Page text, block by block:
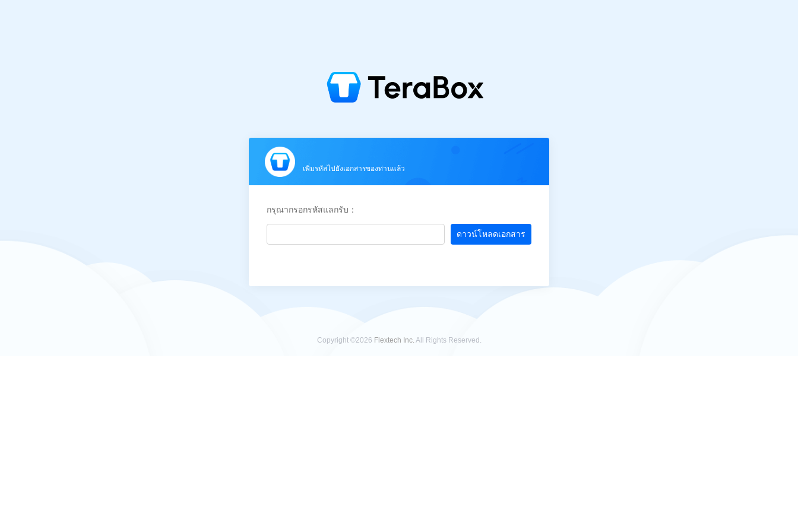
เพิ่มรหัสไปยังเอกสารของท่านแล้ว
กรุณากรอกรหัสแลกรับ：
ดาวน์โหลดเอกสาร
Copyright ©2026 Flextech Inc.All Rights Reserved.